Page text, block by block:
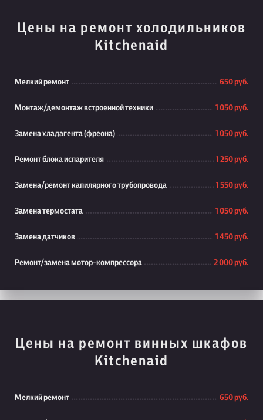
Цены на ремонт холодильников
Kitchenaid
Мелкий ремонт 650 руб.
Монтаж/демонтаж встроенной техники 1 050 руб.
Замена хладагента (фреона) 1 050 руб.
Ремонт блока испарителя 1 250 руб.
Замена/ремонт капилярного трубопровода 1 550 руб.
Замена термостата 1 050 руб.
Замена датчиков 1 450 руб.
Ремонт/замена мотор-компрессора 2 000 руб.
Цены на ремонт винных шкафов
Kitchenaid
Мелкий ремонт 650 руб.